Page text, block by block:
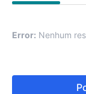
Error: Nenhum